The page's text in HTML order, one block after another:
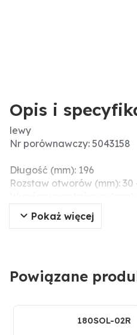
Opis i
lewy
Nr porównawczy: 5043158
Długość (mm): 196
Rozstaw otworów (mm): 30
Szerokość robocza (mm): 45
Grubość (mm): 4
Pokaż więcej
Powiązane
180SOL-02R